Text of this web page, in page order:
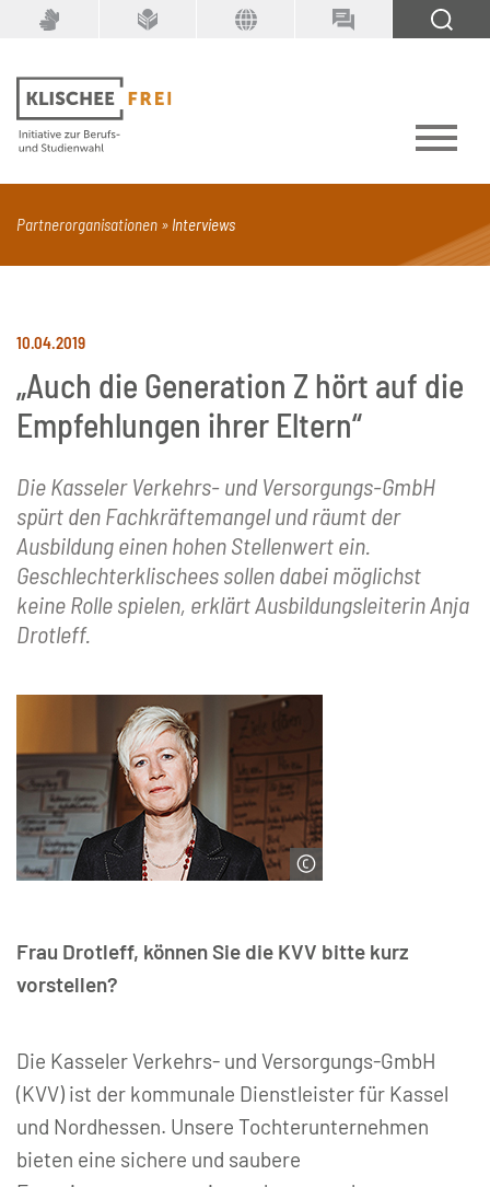
Suchbegriff
PDF Seite mit Video Alle Dokumenttypen
Partnerorganisationen Interviews
10.04.2019
„Auch die Generation Z hört auf die
Empfehlungen ihrer Eltern“
Die Kasseler Verkehrs- und Versorgungs-GmbH
spürt den Fachkräftemangel und räumt der
Ausbildung einen hohen Stellenwert ein.
Geschlechterklischees sollen dabei möglichst
keine Rolle spielen, erklärt Ausbildungsleiterin Anja
Drotleff.
Frau Drotleff, können Sie die KVV bitte kurz
vorstellen?
Die Kasseler Verkehrs- und Versorgungs-GmbH
(KVV) ist der kommunale Dienstleister für Kassel
und Nordhessen. Unsere Tochterunternehmen
bieten eine sichere und saubere